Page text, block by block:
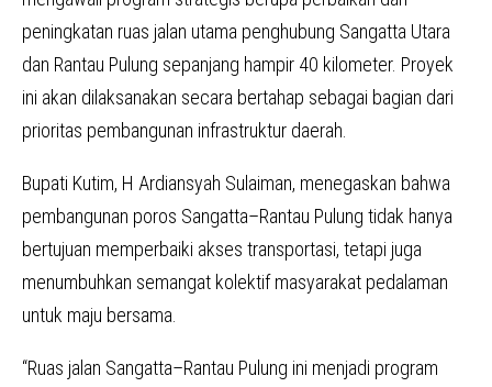
peningkatan ruas jalan utama penghubung Sangatta Utara
dan Rantau Pulung sepanjang hampir 40 kilometer. Proyek
ini akan dilaksanakan secara bertahap sebagai bagian dari
prioritas pembangunan infrastruktur daerah.
Bupati Kutim, H Ardiansyah Sulaiman, menegaskan bahwa
pembangunan poros Sangatta–Rantau Pulung tidak hanya
bertujuan memperbaiki akses transportasi, tetapi juga
menumbuhkan semangat kolektif masyarakat pedalaman
untuk maju bersama.
“Ruas jalan Sangatta–Rantau Pulung ini menjadi program